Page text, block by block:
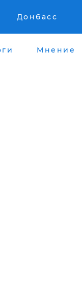
Донбасс
Мнение